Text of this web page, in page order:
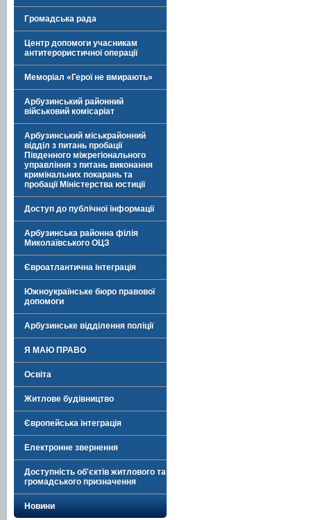
Громадська рада
Центр допомоги учасникам
антитерористичної операції
Меморіал «Герої не вмирають»
Арбузинський районний
військовий комісаріат
Арбузинський міськрайонний
відділ з питань пробації
Південного міжрегіонального
управління з питань виконання
кримінальних покарань та
пробації Міністерства юстиції
Доступ до публічної інформації
Арбузинська районна філія
Миколаївського ОЦЗ
Євроатлантична інтеграція
Южноукраїнське бюро правової
допомоги
Арбузинське відділення поліції
Я МАЮ ПРАВО
Освіта
Житлове будівництво
Європейська інтеграція
Електронне звернення
Доступність об'єктів житлового та
громадського призначення
Новини